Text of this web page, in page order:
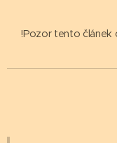
!Pozor tento článek